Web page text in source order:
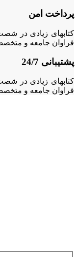
پرداخت امن
کتابهای زیادی در
فراوان جامعه و
پشتیبانی 24/7
کتابهای زیادی در
فراوان جامعه و